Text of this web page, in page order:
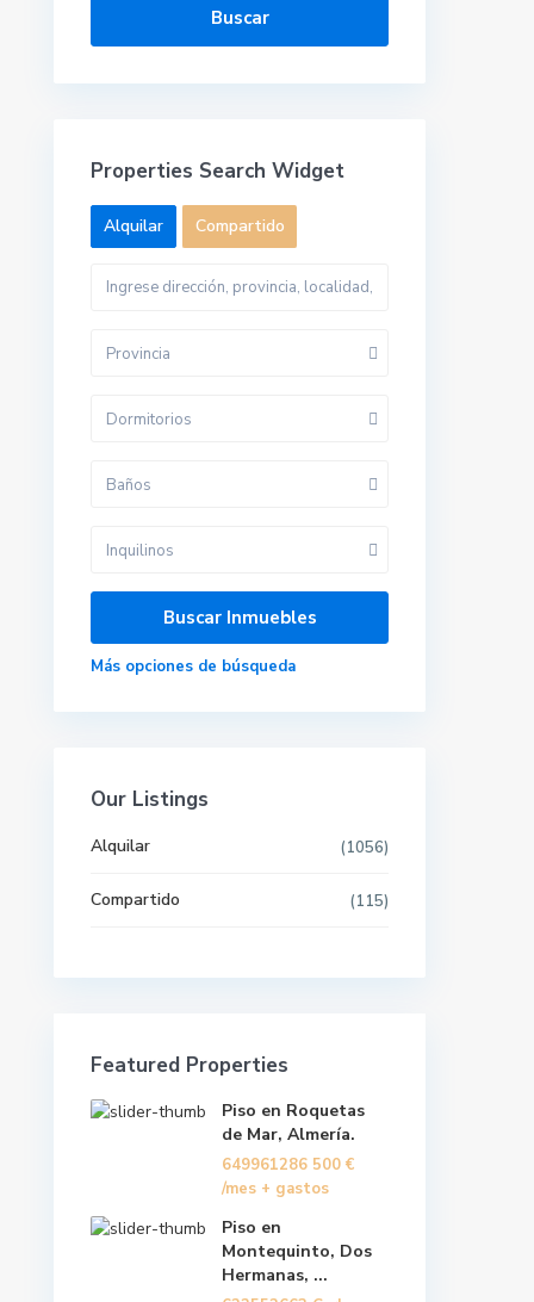
Buscar
Properties Search Widget
Alquilar Compartido
Provincia
Dormitorios
Baños
Inquilinos
Más opciones de búsqueda
Our Listings
Alquilar (1056)
Compartido (115)
Featured Properties
Piso en Roquetas
de Mar, Almería.
649961286 500 €
/mes + gastos
Piso en
Montequinto, Dos
Hermanas, ...
679 423 197
Alquiler Docente
Redes sociales:
Pisos por provincias
649961286500 €
gastos
Piso en Montequinto, Dos
Hermanas, ...
622552663 Carlos1.000 €
/mes. + gastos
Piso/lotf en El Viso del Alcor,
Sev...